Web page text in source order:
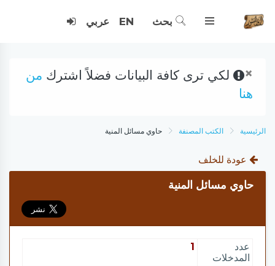
بحث EN عربي
× لكي ترى كافة البيانات فضلاً اشترك من
هنا
الرئيسية الكتب المصنفة حاوي مسائل المنية
عودة للخلف
حاوي مسائل المنية
عدد
المدخلات
1